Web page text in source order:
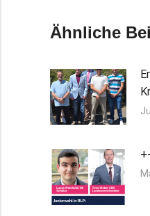
Ähnliche